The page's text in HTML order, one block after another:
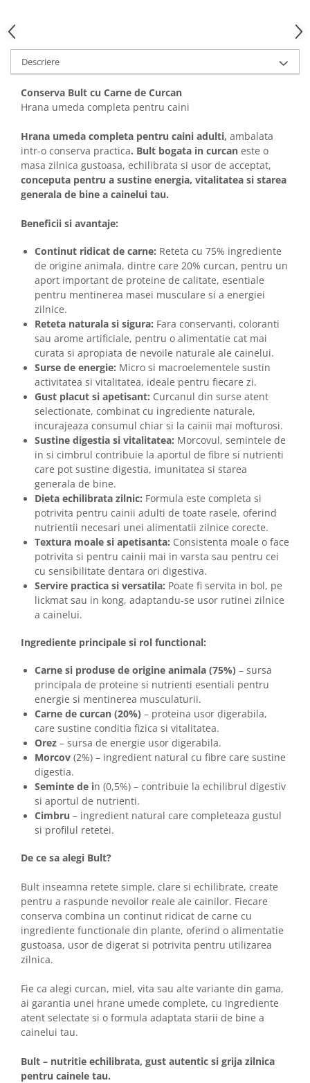
Hrana Raw
Pisici
Pisici
Jucarii Pisici
Castroane, Boluri si Accesorii
Antiparazitare
Solutii educative si antistres
Diete Veterinare Pisici
Descriere
Conserva Bult cu Carne de Curcan
Hrana umeda completa pentru caini
Hrana umeda completa pentru caini adulti, ambalata
intr-o conserva practica. Bult bogata in curcan este o
masa zilnica gustoasa, echilibrata si usor de acceptat,
conceputa pentru a sustine energia, vitalitatea si starea
generala de bine a cainelui tau.
Beneficii si avantaje:
Continut ridicat de carne: Reteta cu 75% ingrediente
de origine animala, dintre care 20% curcan, pentru un
aport important de proteine de calitate, esentiale
pentru mentinerea masei musculare si a energiei
zilnice.
Reteta naturala si sigura: Fara conservanti, coloranti
sau arome artificiale, pentru o alimentatie cat mai
curata si apropiata de nevoile naturale ale cainelui.
Surse de energie: Micro si macroelementele sustin
activitatea si vitalitatea, ideale pentru fiecare zi.
Gust placut si apetisant: Curcanul din surse atent
selectionate, combinat cu ingrediente naturale,
incurajeaza consumul chiar si la cainii mai mofturosi.
Sustine digestia si vitalitatea: Morcovul, semintele de
in si cimbrul contribuie la aportul de fibre si nutrienti
care pot sustine digestia, imunitatea si starea
generala de bine.
Dieta echilibrata zilnic: Formula este completa si
potrivita pentru cainii adulti de toate rasele, oferind
nutrientii necesari unei alimentatii zilnice corecte.
Textura moale si apetisanta: Consistenta moale o face
potrivita si pentru cainii mai in varsta sau pentru cei
cu sensibilitate dentara ori digestiva.
Servire practica si versatila: Poate fi servita in bol, pe
lickmat sau in kong, adaptandu-se usor rutinei zilnice
a cainelui.
Ingrediente principale si rol functional:
Carne si produse de origine animala (75%) – sursa
principala de proteine si nutrienti esentiali pentru
energie si mentinerea musculaturii.
Carne de curcan (20%) – proteina usor digerabila,
care sustine conditia fizica si vitalitatea.
Orez – sursa de energie usor digerabila.
Morcov (2%) – ingredient natural cu fibre care sustine
digestia.
Seminte de in (0,5%) – contribuie la echilibrul digestiv
si aportul de nutrienti.
Cimbru – ingredient natural care completeaza gustul
si profilul retetei.
De ce sa alegi Bult?
Bult inseamna retete simple, clare si echilibrate, create
pentru a raspunde nevoilor reale ale cainilor. Fiecare
conserva combina un continut ridicat de carne cu
ingrediente functionale din plante, oferind o alimentatie
gustoasa, usor de digerat si potrivita pentru utilizarea
zilnica.
Fie ca alegi curcan, miel, vita sau alte variante din gama,
ai garantia unei hrane umede complete, cu ingrediente
atent selectate si o formula adaptata starii de bine a
cainelui tau.
Bult – nutritie echilibrata, gust autentic si grija zilnica
pentru cainele tau.